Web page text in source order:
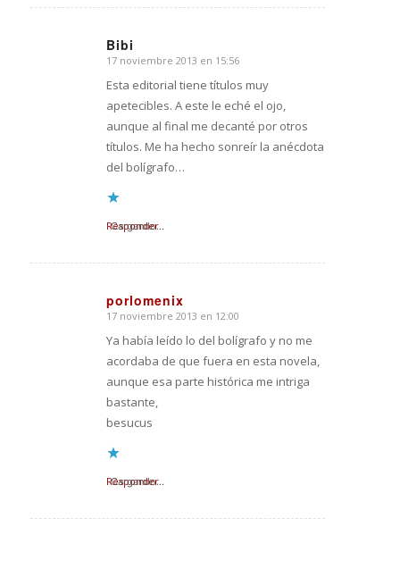
Bibi
Dice:
17 noviembre 2013 en 15:56
Esta editorial tiene títulos muy
apetecibles. A este le eché el ojo,
aunque al final me decanté por otros
títulos. Me ha hecho sonreír la anécdota
del bolígrafo…
Cargando...
Responder
porlomenix
Dice:
17 noviembre 2013 en 12:00
Ya había leído lo del bolígrafo y no me
acordaba de que fuera en esta novela,
aunque esa parte histórica me intriga
bastante,
besucus
Cargando...
Responder